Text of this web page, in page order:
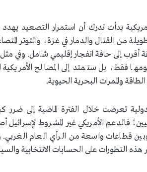
بدأت تدرك أن استمرار التصعيد
القتال والدمار في غزة، والتوتر
أقرب إلى حافة انفجار إقليمي شامل. وفي
فقط، بل ستمتد إلى المصالح الأمريكية
والممرات البحرية الحيوية.
تعرضت خلال الفترة الماضية إلى ضرر
فالدعم الأمريكي غير المشروط لإسرائيل
قطاعات واسعة من الرأي العام الغربي.
التطورات على الحسابات الانتخابية